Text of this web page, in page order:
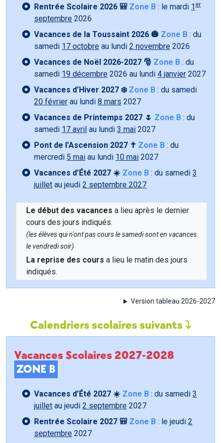
Rentrée Scolaire 2026 🎒 Zone B : le mardi 1 er
septembre 2026
Vacances de la Toussaint 2026 🎃 Zone B : du
samedi 17 octobre au lundi 2 novembre 2026
Vacances de Noël 2026-2027 🎅 Zone B : du
samedi 19 décembre 2026 au lundi 4 janvier 2027
Vacances d’Hiver 2027 ❄️ Zone B : du samedi
20 février au lundi 8 mars 2027
Vacances de Printemps 2027 🌷 Zone B : du
samedi 17 avril au lundi 3 mai 2027
Pont de l’Ascension 2027 ✝️ Zone B : du
mercredi 5 mai au lundi 10 mai 2027
Vacances d’Été 2027 ☀️ Zone B : du samedi 3
juillet au jeudi 2 septembre 2027
Le début des vacances a lieu après le dernier
cours des jours indiqués.
(les élèves qui n'ont pas cours le samedi sont en vacances
le vendredi soir)
La reprise des cours a lieu le matin des jours
indiqués.
Version tableau 2026-2027
Calendriers scolaires suivants
Vacances Scolaires 2027-2028
ZONE B
Vacances d’Été 2027 ☀️ Zone B : du samedi 3
juillet au jeudi 2 septembre 2027
Rentrée Scolaire 2027 🎒 Zone B : le jeudi 2
septembre 2027